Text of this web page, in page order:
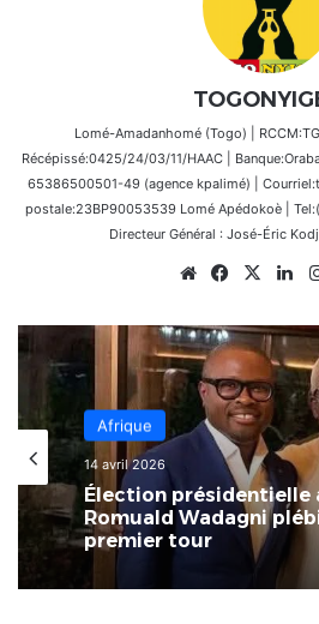
Lomé-Amadanhomé (Togo) |
Récépissé:0425/24/03/11/HAAC |
65386500501-49 (agence kpalimé) |
postale:23BP90053539 Lomé Apédokoè |
Directeur Général : José-Éric
WebsiteFacebook
X
Afrique
14 avril 2026
Élection présidentielle
Romuald Wadagni
premier tour
Afrique
8 mars 2026